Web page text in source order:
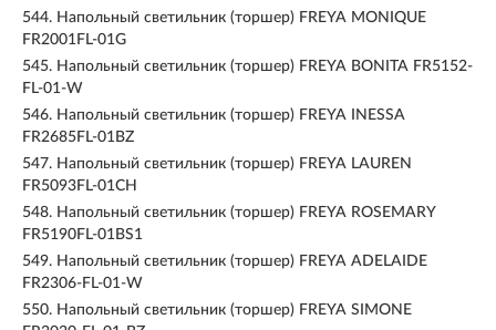
544. Напольный светильник (торшер) FREYA MONIQUE
FR2001FL-01G
545. Напольный светильник (торшер) FREYA BONITA FR5152-
FL-01-W
546. Напольный светильник (торшер) FREYA INESSA
FR2685FL-01BZ
547. Напольный светильник (торшер) FREYA LAUREN
FR5093FL-01CH
548. Напольный светильник (торшер) FREYA ROSEMARY
FR5190FL-01BS1
549. Напольный светильник (торшер) FREYA ADELAIDE
FR2306-FL-01-W
550. Напольный светильник (торшер) FREYA SIMONE